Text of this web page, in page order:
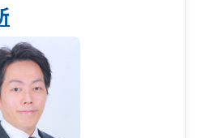
す。
割引もございます。
談が主となりますが、ご
応いたします。
だろう…。」といった些細
しみやすさを目指してお
問合せください。